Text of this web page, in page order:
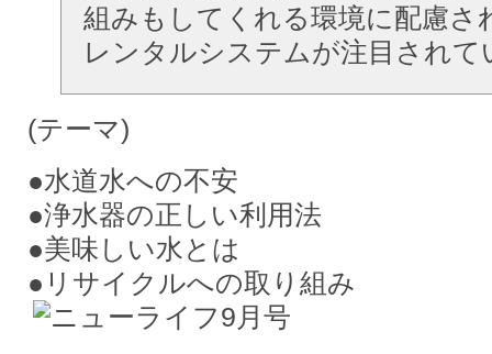
組みもしてくれる環境に配慮さ
レンタルシステムが注目されて
(テーマ)
●水道水への不安
●浄水器の正しい利用法
●美味しい水とは
●リサイクルへの取り組み